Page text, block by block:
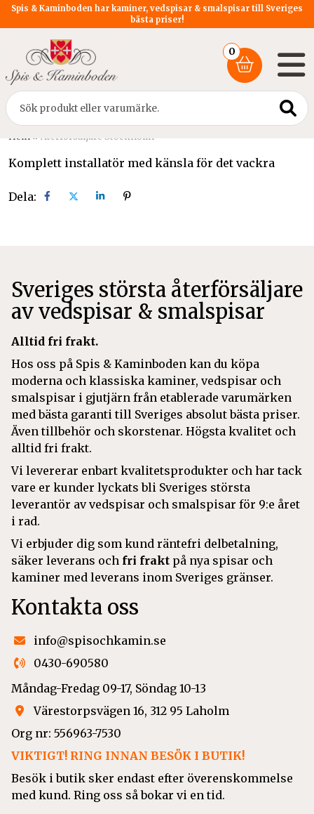
Spis & Kaminboden har kaminer, vedspisar & smalspisar till Sveriges
bästa priser!
0
Hem » Återförsäljare Stockholm
Komplett installatör med känsla för det vackra
Dela: Dela Dela Dela Dela
Sveriges största återförsäljare
av vedspisar & smalspisar
Alltid fri frakt.
Hos oss på Spis & Kaminboden kan du köpa
moderna och klassiska kaminer, vedspisar och
smalspisar i gjutjärn från etablerade varumärken
med bästa garanti till Sveriges absolut bästa priser.
Även tillbehör och skorstenar. Högsta kvalitet och
alltid fri frakt.
Vi levererar enbart kvalitetsprodukter och har tack
vare er kunder lyckats bli Sveriges största
leverantör av vedspisar och smalspisar för 9:e året
i rad.
Vi erbjuder dig som kund räntefri delbetalning,
säker leverans och fri frakt på nya spisar och
kaminer med leverans inom Sveriges gränser.
Kontakta oss
info@spisochkamin.se
0430-690580
Måndag-Fredag 09-17, Söndag 10-13
Värestorpsvägen 16, 312 95 Laholm
Org nr: 556963-7530
VIKTIGT! RING INNAN BESÖK I BUTIK!
Besök i butik sker endast efter överenskommelse
med kund. Ring oss så bokar vi en tid.